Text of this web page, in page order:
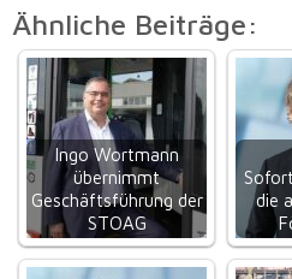
Ähnliche Beiträge:
Ingo Wortmann
übernimmt
Geschäftsführung der
STOAG
die